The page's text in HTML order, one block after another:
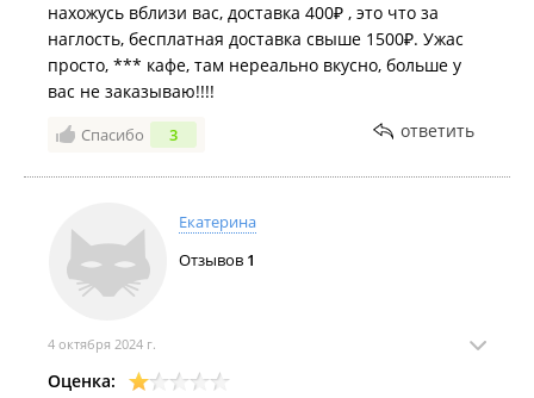
нахожусь вблизи вас, доставка 400₽ , это что за
наглость, бесплатная доставка свыше 1500₽. Ужас
просто, *** кафе, там нереально вкусно, больше у
вас не заказываю!!!!
Спасибо 3 ответить
Екатерина
Отзывов 1
4 октября 2024 г.
Оценка: